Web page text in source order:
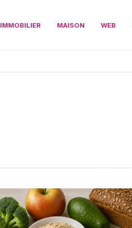
IMMOBILIER MAISON WEB
Les
aliments
qui